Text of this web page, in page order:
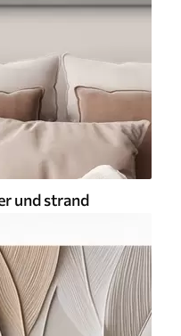
und strand